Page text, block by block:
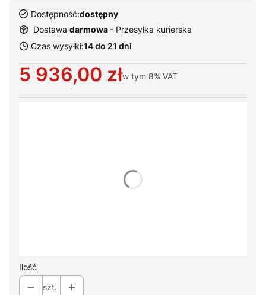
Dostępność:dostępny
Dostawa darmowa - Przesyłka kurierska
Czas wysyłki:14 do 21 dni
Cena
5 936,00 złw tym 8% VAT
Ilość
szt.